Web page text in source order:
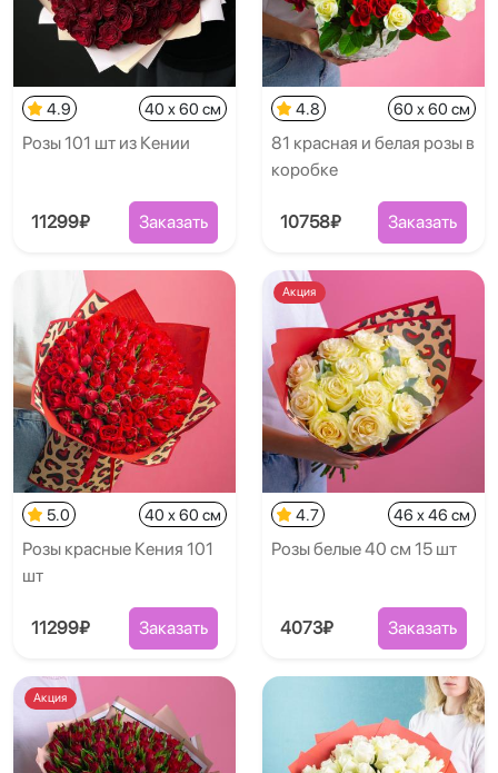
4.9 40 x 60 см
Розы 101 шт из Кении
11299₽ Заказать
4.8 60 x 60 см
81 красная и белая розы в
коробке
10758₽ Заказать
5.0 40 x 60 см
Розы красные Кения 101
шт
11299₽ Заказать
Акция
4.7 46 x 46 см
Розы белые 40 см 15 шт
4073₽ Заказать
Акция